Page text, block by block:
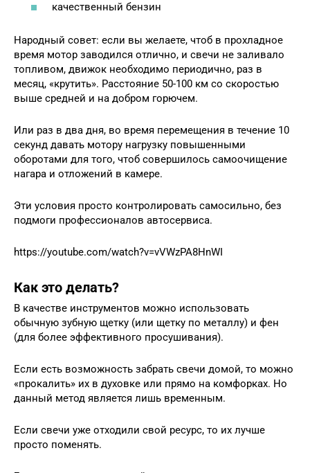
качественный бензин
Народный совет: если вы желаете, чтоб в прохладное
время мотор заводился отлично, и свечи не заливало
топливом, движок необходимо периодично, раз в
месяц, «крутить». Расстояние 50-100 км со скоростью
выше средней и на добром горючем.
Или раз в два дня, во время перемещения в течение 10
секунд давать мотору нагрузку повышенными
оборотами для того, чтоб совершилось самоочищение
нагара и отложений в камере.
Эти условия просто контролировать самосильно, без
подмоги профессионалов автосервиса.
https://youtube.com/watch?v=vVWzPA8HnWI
Как это делать?
В качестве инструментов можно использовать
обычную зубную щетку (или щетку по металлу) и фен
(для более эффективного просушивания).
Если есть возможность забрать свечи домой, то можно
«прокалить» их в духовке или прямо на комфорках. Но
данный метод является лишь временным.
Если свечи уже отходили свой ресурс, то их лучше
просто поменять.